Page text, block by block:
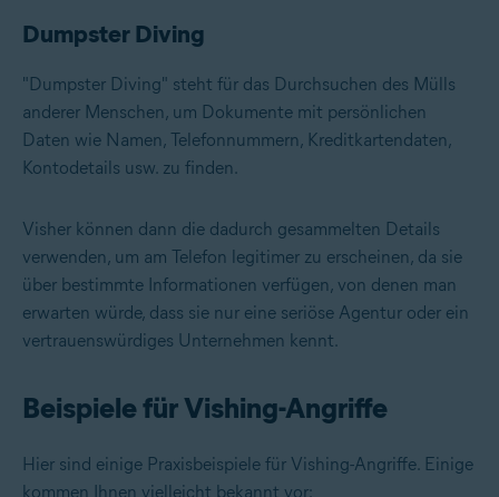
Dumpster Diving
"Dumpster Diving" steht für das Durchsuchen des Mülls
anderer Menschen, um Dokumente mit persönlichen
Daten wie Namen, Telefonnummern, Kreditkartendaten,
Kontodetails usw. zu finden.
Visher können dann die dadurch gesammelten Details
verwenden, um am Telefon legitimer zu erscheinen, da sie
über bestimmte Informationen verfügen, von denen man
erwarten würde, dass sie nur eine seriöse Agentur oder ein
vertrauenswürdiges Unternehmen kennt.
Beispiele für Vishing-Angriffe
Hier sind einige Praxisbeispiele für Vishing-Angriffe. Einige
kommen Ihnen vielleicht bekannt vor: